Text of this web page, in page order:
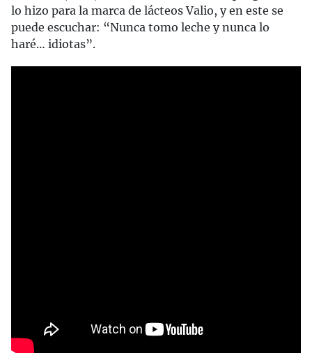
lo hizo para la marca de lácteos Valio, y en este se
puede escuchar: “Nunca tomo leche y nunca lo
haré… idiotas”.